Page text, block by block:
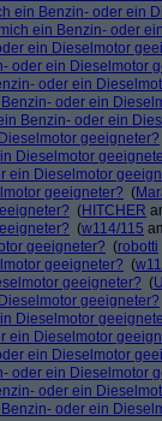
ein Benzin- oder ein
ein Benzin- oder
ein Dieselmotor
oder ein Dieselmotor
oder ein
Benzin- oder ein
Benzin- oder ein
geeigneter?
Dieselmotor
ein Dieselmotor
geeigneter? (
(HITCHER
(w114/115
geeigneter? (robotti
geeigneter? (
geeigneter? (
geeigneter?
Dieselmotor
ein Dieselmotor
ein Dieselmotor
oder ein Dieselmotor
oder ein
Benzin- oder ein